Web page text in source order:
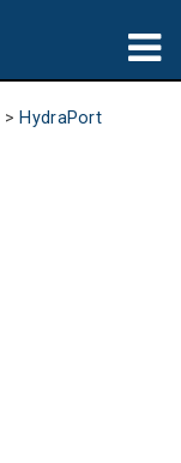
> HydraPort